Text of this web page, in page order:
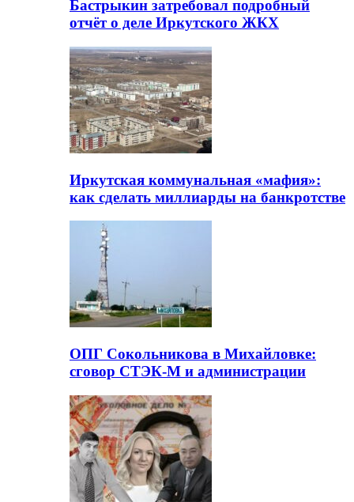
Бастрыкин затребовал подробный
отчёт о деле Иркутского ЖКХ
Иркутская коммунальная «мафия»:
как сделать миллиарды на банкротстве
ОПГ Сокольникова в Михайловке:
сговор СТЭК-М и администрации